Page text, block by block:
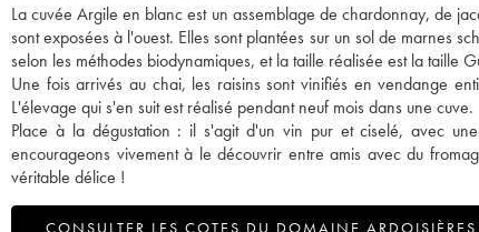
La cuvée Argile en blanc est un assemblage de chardonnay, de
sont exposées à l'ouest. Elles sont plantées sur un sol de marnes
selon les méthodes biodynamiques, et la taille réalisée est la taille
Une fois arrivés au chai, les raisins sont vinifiés en vendange
L'élevage qui s'en suit est réalisé pendant neuf mois dans une cuve.
Place à la dégustation : il s'agit d'un vin pur et ciselé, avec
encourageons vivement à le découvrir entre amis avec du
véritable délice !
CONSULTER LES COTES DU DOMAINE